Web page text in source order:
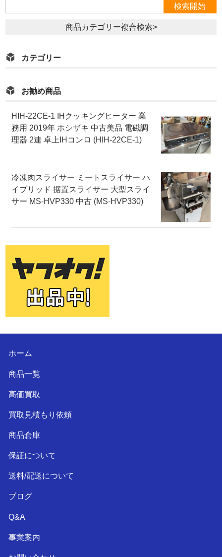
商品カテゴリー複合検索>
カテゴリー
お勧め商品
HIH-22CE-1 IHクッキングヒーター 業
務用 2019年 ホシザキ 中古美品 電磁調
理器 2連 卓上IHコンロ (HIH-22CE-1)
冷凍肉スライサー ミートスライサー ハ
イブリッド 据置スライサー 大型スライ
サー MS-HVP330 中古 (MS-HVP330)
ホーム
商品一覧
高価買取
買取見積もり依頼
商品倉庫
保証について
送料/配送について
ブログ
Q&A
事業案内